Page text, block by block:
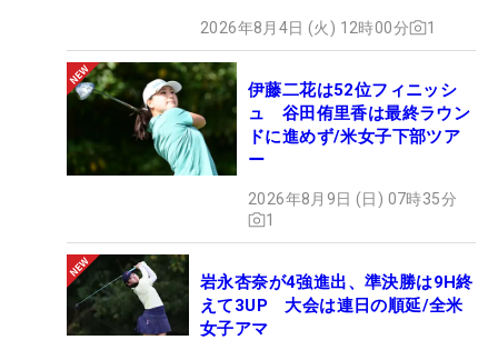
2026年8月4日 (火) 12時00分 1
伊藤二花は52位フィニッシ
ュ 谷田侑里香は最終ラウン
ドに進めず/米女子下部ツア
ー
2026年8月9日 (日) 07時35分
1
岩永杏奈が4強進出、準決勝は9H終
えて3UP 大会は連日の順延/全米
女子アマ